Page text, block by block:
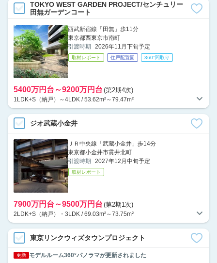
TOKYO WEST GARDEN PROJECT/センチュリー
田無ガーデンコート
西武新宿線「田無」歩11分
東京都西東京市南町
引渡時期
2026年11月下旬予定
取材レポート 住戸配置図 360°間取り
5400万円台～9200万円台 (第2期4次)
1LDK+S（納戸）～4LDK / 53.62m²～79.47m²
ジオ武蔵小金井
ＪＲ中央線「武蔵小金井」歩14分
東京都小金井市貫井北町
引渡時期
2027年12月中旬予定
取材レポート
7900万円台～9500万円台 (第2期1次)
2LDK+S（納戸）・3LDK / 69.03m²～73.75m²
東京リンクウィズタウンプロジェクト
更新
モデルルーム360°パノラマが更新されました